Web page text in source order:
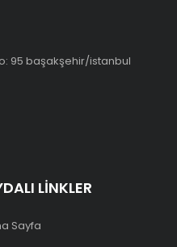
95 başakşehir/i̇stanbul
LINKLER
Sayfa